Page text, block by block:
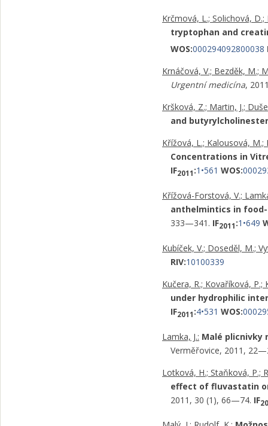
Krčmová, L.; Solichová, D.;
tryptophan and
WOS:000294092800038
Krnáčová, V.; Bezděk, M.;
Urgentní medicína,
Kršková, Z.; Martin, J.;
and
Křížová, L.; Kalousová, M.;
Concentrations in
IF2011 :1•561 WOS:
Křížová-Forstová, V.;
anthelmintics in
333—341. IF2011 :1•649
Kubíček, V.; Doseděl, M.;
RIV:10100339
Kučera, R.; Kovaříková, P.;
under hydrophilic
IF2011 :4•531 WOS:
Lamka, J.: Malé plicnivky
Verměřovice, 2011,
Lotková, H.; Staňková, P.;
effect of fluvastatin
2011, 30 (1), 66—74. IF